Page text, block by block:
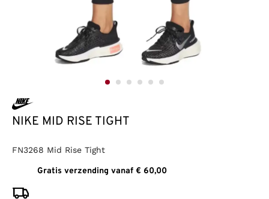
NIKE MID RISE TIGHT
FN3268 Mid Rise Tight
Gratis verzending vanaf € 60,00